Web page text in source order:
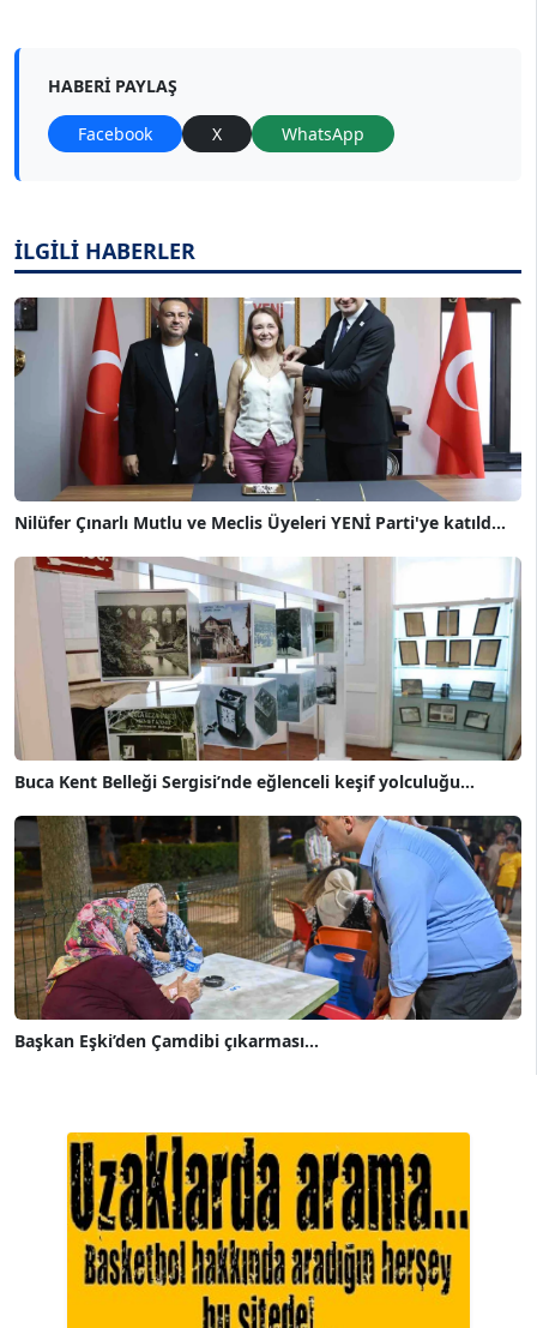
HABERI PAYLAŞ
Facebook X WhatsApp
İLGİLİ HABERLER
Nilüfer Çınarlı Mutlu ve Meclis Üyeleri YENİ Parti'ye katıld...
Buca Kent Belleği Sergisi’nde eğlenceli keşif yolculuğu...
Başkan Eşki’den Çamdibi çıkarması...